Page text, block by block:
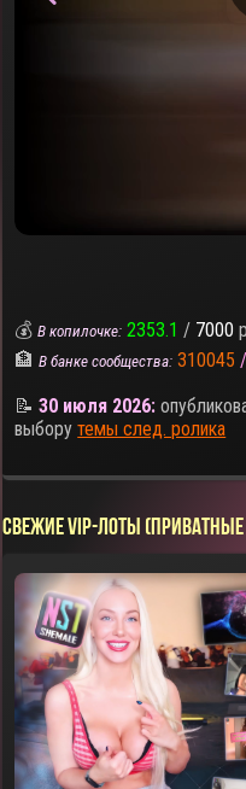
💰В копилочке: 2353.1 / 7000
🏦В банке сообщества: 310045 /
📝30 июля 2026:
выборутемы след. ролика
СВЕЖИЕ VIP-ЛОТЫ